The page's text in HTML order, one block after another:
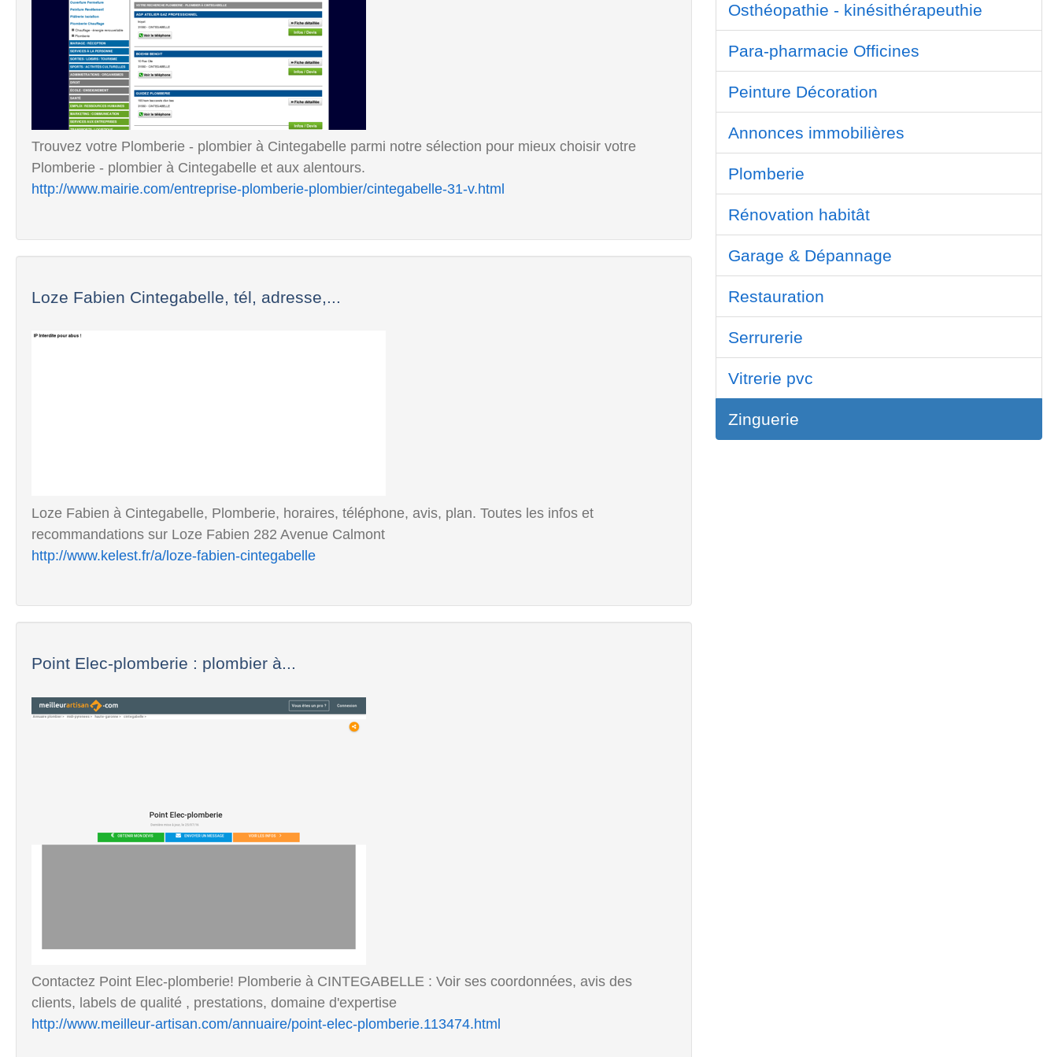
Trouvez votre Plomberie - plombier à Cintegabelle parmi notre sélection pour mieux choisir votre
Plomberie - plombier à Cintegabelle et aux alentours.
http://www.mairie.com/entreprise-plomberie-plombier/cintegabelle-31-v.html
Loze Fabien Cintegabelle, tél, adresse,...
Loze Fabien à Cintegabelle, Plomberie, horaires, téléphone, avis, plan. Toutes les infos et
recommandations sur Loze Fabien 282 Avenue Calmont
http://www.kelest.fr/a/loze-fabien-cintegabelle
Point Elec-plomberie : plombier à...
Contactez Point Elec-plomberie! Plomberie à CINTEGABELLE : Voir ses coordonnées, avis des
clients, labels de qualité , prestations, domaine d'expertise
http://www.meilleur-artisan.com/annuaire/point-elec-plomberie.113474.html
Osthéopathie - kinésithérapeuthie
Para-pharmacie Officines
Peinture Décoration
Annonces immobilières
Plomberie
Rénovation habitât
Garage & Dépannage
Restauration
Serrurerie
Vitrerie pvc
Zinguerie